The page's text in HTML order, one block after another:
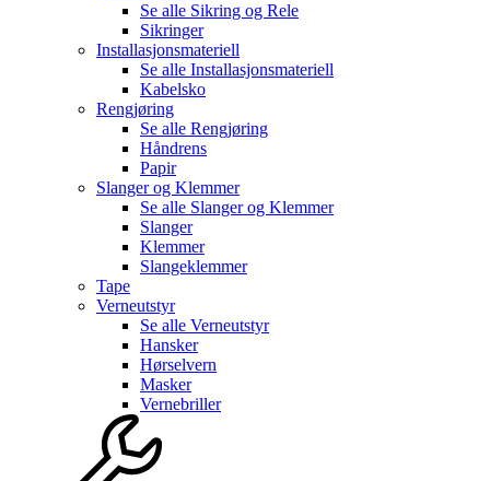
Se alle Sikring og Rele
Sikringer
Installasjonsmateriell
Se alle Installasjonsmateriell
Kabelsko
Rengjøring
Se alle Rengjøring
Håndrens
Papir
Slanger og Klemmer
Se alle Slanger og Klemmer
Slanger
Klemmer
Slangeklemmer
Tape
Verneutstyr
Se alle Verneutstyr
Hansker
Hørselvern
Masker
Vernebriller